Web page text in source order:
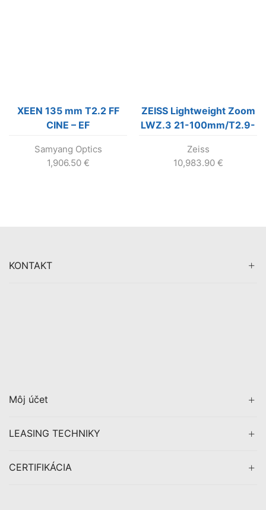
XEEN 135 mm T2.2 FF
CINE – EF
Samyang Optics
1,906.50 €
ZEISS Lightweight Zoom
LWZ.3 21-100mm/T2.9-
Zeiss
10,983.90 €
KONTAKT
Môj účet
LEASING TECHNIKY
CERTIFIKÁCIA